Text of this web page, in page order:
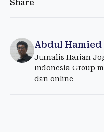
Share
Abdul Hamied
Jurnalis Harian
Indonesia Group
dan online